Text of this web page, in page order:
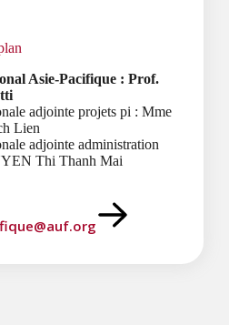
Asie-Pacifique : Prof.
adjointe projets pi : Mme
Lien
adjointe administration
Thi Thanh Mai